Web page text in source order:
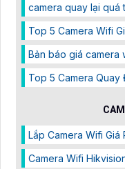
camera quay lại
Top 5 Camera Wifi
Bản báo giá camera
Top 5 Camera Quay
Lắp Camera Wifi Giá
Camera Wifi